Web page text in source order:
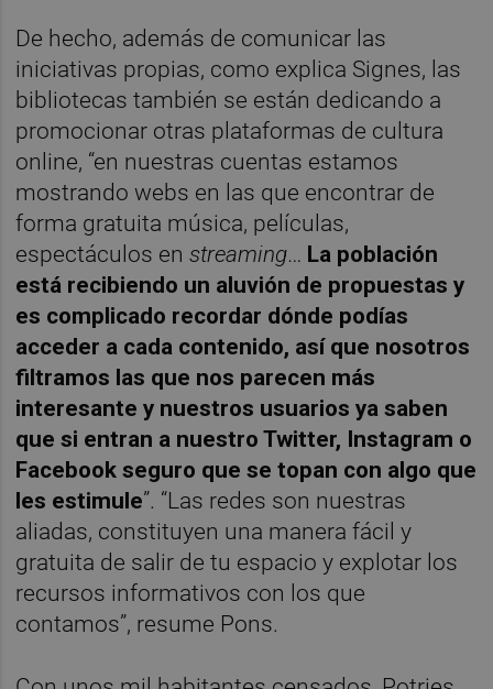
De hecho, además de comunicar las
iniciativas propias, como explica Signes, las
bibliotecas también se están dedicando a
promocionar otras plataformas de cultura
online, “en nuestras cuentas estamos
mostrando webs en las que encontrar de
forma gratuita música, películas,
espectáculos enstreaming… La población
está recibiendo un aluvión de propuestas y
es complicado recordar dónde podías
acceder a cada contenido, así que nosotros
filtramos las que nos parecen más
interesante y nuestros usuarios ya saben
que si entran a nuestro Twitter, Instagram o
Facebook seguro que se topan con algo que
les estimule”. “Las redes son nuestras
aliadas, constituyen una manera fácil y
gratuita de salir de tu espacio y explotar los
recursos informativos con los que
contamos”, resume Pons.